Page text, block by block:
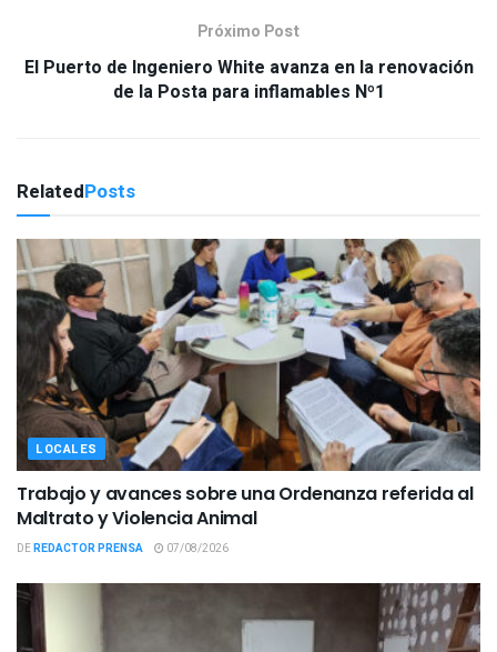
Próximo Post
El Puerto de Ingeniero White avanza en la renovación
de la Posta para inflamables Nº1
RelatedPosts
LOCALES
Trabajo y avances sobre una Ordenanza referida al
Maltrato y Violencia Animal
DEREDACTOR PRENSA 07/08/2026